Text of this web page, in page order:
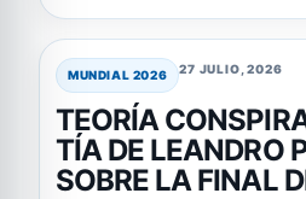
MUNDIAL 2026 27 JULIO, 2026
TEORÍA
TÍA DE LEANDRO
SOBRE LA FINAL